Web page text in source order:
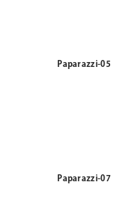
Paparazzi-05
Paparazzi-07